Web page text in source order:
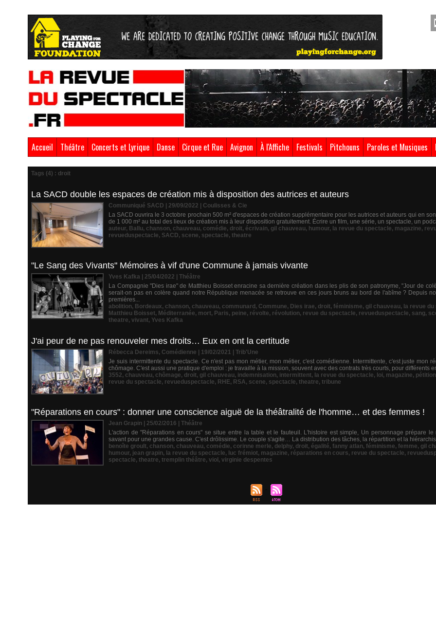
Accueil Théâtre Concerts et Lyrique Danse Cirque et Rue Avignon À l'Affiche Festivals Pitchouns Paroles et Musiques
Tags (4) : droit
La SACD double les espaces de création mis à disposition des autrices et auteurs
Communiqué SACD | 29/09/2022
Coulisses & Cie
La SACD ouvrira le 3 octobre prochain 500 m² d'espaces de création supplémentaire pour les autrices et auteurs qui en
de 1 000 m² au total des lieux de création mis à leur disposition gratuitement. Écrire un film, une série, un spectacle, un
auteur, Ballu, chanson, chauveau, comédie, droit, écrivain, gil chauveau, humour, la revue du spectacle, magazine,
revueduspectacle, SACD, scene, spectacle, theatre
"Le Sang des Vivants" Mémoires à vif d'une Commune à jamais vivante
Yves Kafka | 25/04/2022
Théâtre
La Compagnie "Dies irae" de Matthieu Boisset enracine sa dernière création dans les plis de son patronyme, "Jour de
serait-on pas en colère quand notre République menacée se retrouve en ces jours bruns au bord de l'abîme ? Depuis
premières...
abolition, Bordeaux, chanson, chauveau, communard , Commune, Dies irae, droit, féminisme, gil chauveau, la revue
Matthieu Boisset, Méditerranée, mort, Paris, peine, révolte, révolution, revue du spectacle, revueduspectacle, sang,
theatre, vivant, Yves Kafka
J'ai peur de ne pas renouveler mes droits… Eux en ont la certitude
Rébecca Dereims, Comédienne | 19/02/2021
Trib'Une
Je suis intermittente du spectacle. Ce n'est pas mon métier, mon métier, c'est comédienne. Intermittente, c'est juste mon
chômage. C'est aussi une pratique d'emploi : je travaille à la mission, souvent avec des contrats très courts, pour différents
3552, chauveau, chômage, droit, gil chauveau, indemnisation, intermittent, la revue du spectacle, loi, magazine, pétition
revue du spectacle, revueduspectacle, RHE, RSA, scene, spectacle, theatre, tribune
"Réparations en cours" : donner une conscience aiguë de la théâtralité de l'homme… et des femmes !
Jean Grapin | 25/02/2016
Théâtre
L'action de "Réparations en cours" se situe entre la table et le fauteuil. L'histoire est simple, Un personnage prépare le
savant pour une grandes cause. C'est drôlissime. Le couple s'agite… La distribution des tâches, la répartition et la
benoîte groult, chanson, chauveau, comédie, corinne merle, delphy, droit, égalité, fanny atlan, féminisme, femme, gil
humour, jean grapin, la revue du spectacle, luc frémiot, magazine, réparations en cours, revue du spectacle,
spectacle, theatre, tremplin théâtre, viol , virginie despentes